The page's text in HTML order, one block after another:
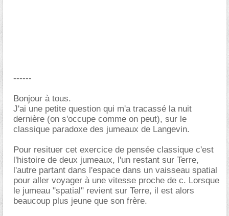
------
Bonjour à tous.
J'ai une petite question qui m'a tracassé la nuit
dernière (on s'occupe comme on peut), sur le
classique paradoxe des jumeaux de Langevin.
Pour resituer cet exercice de pensée classique c'est
l'histoire de deux jumeaux, l'un restant sur Terre,
l'autre partant dans l'espace dans un vaisseau spatial
pour aller voyager à une vitesse proche de c. Lorsque
le jumeau "spatial" revient sur Terre, il est alors
beaucoup plus jeune que son frère.